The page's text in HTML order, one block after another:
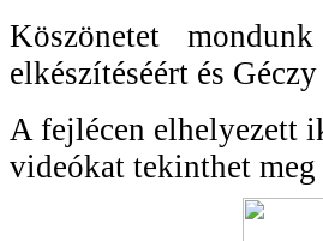
Köszönetet
elkészítéséért és
A fejlécen elhelyezett
videókat tekinthet